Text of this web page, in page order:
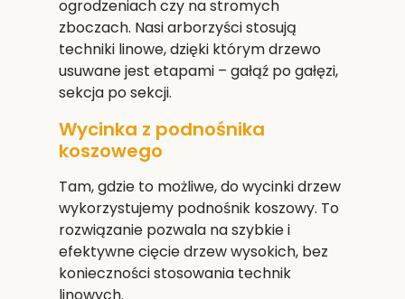
ogrodzeniach czy na stromych
zboczach. Nasi arborzyści stosują
techniki linowe, dzięki którym drzewo
usuwane jest etapami – gałąź po gałęzi,
sekcja po sekcji.
Wycinka z podnośnika
koszowego
Tam, gdzie to możliwe, do wycinki drzew
wykorzystujemy podnośnik koszowy. To
rozwiązanie pozwala na szybkie i
efektywne cięcie drzew wysokich, bez
konieczności stosowania technik
linowych.